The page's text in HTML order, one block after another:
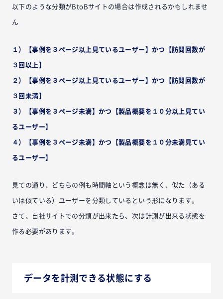
以下のような分類がBtoBサイトの場合は作成されるかもしれませ
ん
１）【事例を３ページ以上見ているユーザー】かつ【訪問回数が
３回以上】
２）【事例を３ページ以上見ているユーザー】かつ【訪問回数が
３回未満】
３）【事例を３ページ未満】かつ【製品概要を１０分以上見てい
るユーザー】
４）【事例を３ページ未満】かつ【製品概要を１０分未満見てい
るユーザー】
見ての通り、どちらの例も時間軸という概念は無く、似た（ある
いは似ている）ユーザーを分類しているという形になります。
さて、自社サイトでの分類が出来たら、次は計測が出来る状態を
作る必要があります。
データを計測できる状態にする